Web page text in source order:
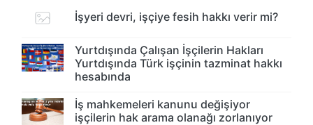
İşyeri devri, işçiye fesih hakkı verir mi?
Yurtdışında Çalışan İşçilerin Hakları
Yurtdışında Türk işçinin tazminat hakkı
hesabında
İş mahkemeleri kanunu değişiyor
işçilerin hak arama olanağı zorlanıyor